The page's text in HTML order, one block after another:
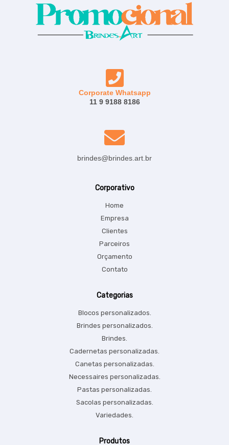
Corporate Whatsapp
11 9 9188 8186
brindes@brindes.art.br
Corporativo
Home
Empresa
Clientes
Parceiros
Orçamento
Contato
Categorias
Blocos personalizados.
Brindes personalizados.
Brindes.
Cadernetas personalizadas.
Canetas personalizadas.
Necessaires personalizadas.
Pastas personalizadas.
Sacolas personalizadas.
Variedades.
Produtos